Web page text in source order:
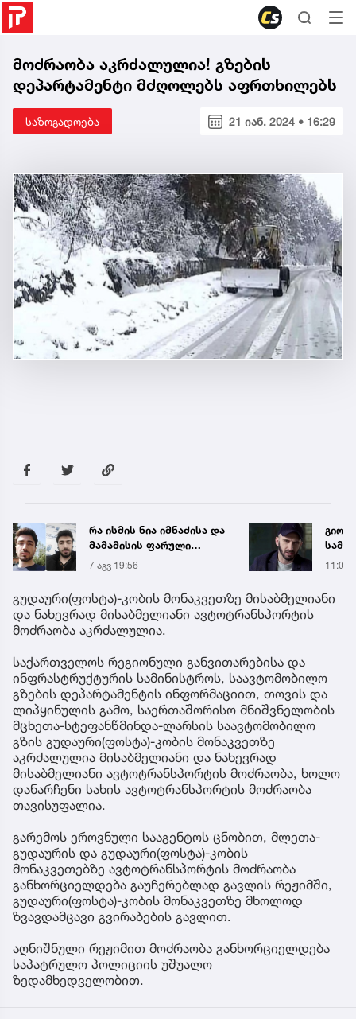
მოძრაობა აკრძალულია! გზების
დეპარტამენტი მძღოლებს აფრთხილებს
საზოგადოება 21 იან. 2024 • 16:29
რა ისმის ნია იმნაძისა და
მამამისის ფარული
ჩანაწერიდან - გიგა
ავალიანის მკვლელობის
საქმე
7 აგვ 19:56 11:04
გუდაური(ფოსტა)-კობის მონაკვეთზე მისაბმელიანი
და ნახევრად მისაბმელიანი ავტოტრანსპორტის
მოძრაობა აკრძალულია.
საქართველოს რეგიონული განვითარებისა და
ინფრასტრუქტურის სამინისტროს, საავტომობილო
გზების დეპარტამენტის ინფორმაციით, თოვის და
ლიპყინულის გამო, საერთაშორისო მნიშვნელობის
მცხეთა-სტეფანწმინდა-ლარსის საავტომობილო
გზის გუდაური(ფოსტა)-კობის მონაკვეთზე
აკრძალულია მისაბმელიანი და ნახევრად
მისაბმელიანი ავტოტრანსპორტის მოძრაობა, ხოლო
დანარჩენი სახის ავტოტრანსპორტის მოძრაობა
თავისუფალია.
გარემოს ეროვნული სააგენტოს ცნობით, მლეთა-
გუდაურის და გუდაური(ფოსტა)-კობის
მონაკვეთებზე ავტოტრანსპორტის მოძრაობა
განხორციელდება გაუჩერებლად გავლის რეჟიმში,
გუდაური(ფოსტა)-კობის მონაკვეთზე მხოლოდ
ზვავდამცავი გვირაბების გავლით.
აღნიშნული რეჟიმით მოძრაობა განხორციელდება
საპატრულო პოლიციის უშუალო
ზედამხედველობით.